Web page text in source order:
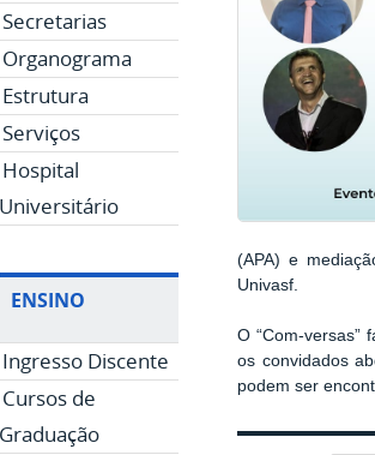
Secretarias
Organograma
Estrutura
Serviços
Hospital
Universitário
ENSINO
Ingresso Discente
Cursos de
Graduação
(APA) e
Univasf.
O “Com-versas”
os convidados
podem ser